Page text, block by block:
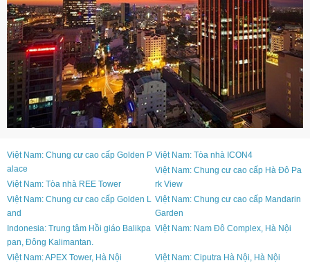
Việt Nam: Chung cư cao cấp Golden P
alace
Việt Nam: Tòa nhà REE Tower
Việt Nam: Chung cư cao cấp Golden L
and
Indonesia: Trung tâm Hồi giáo Balikpa
pan, Đông Kalimantan.
Việt Nam: APEX Tower, Hà Nội
Việt Nam: Tòa nhà ICON4
Việt Nam: Chung cư cao cấp Hà Đô Pa
rk View
Việt Nam: Chung cư cao cấp Mandarin
Garden
Việt Nam: Nam Đô Complex, Hà Nội
Việt Nam: Ciputra Hà Nội, Hà Nội